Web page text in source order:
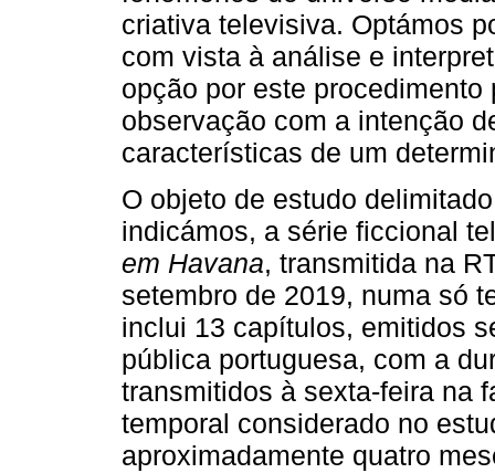
criativa televisiva. Optámos
com vista à análise e
opção por este
observação com a intenção
características de um
O objeto de estudo
indicámos, a série ficcional
em Havana, transmitida na
setembro de 2019, numa só
inclui 13 capítulos, emitidos
pública portuguesa, com a
transmitidos à sexta-feira na
temporal considerado no
aproximadamente quatro